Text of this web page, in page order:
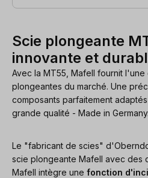
Scie plongeante
innovante et
Avec la MT55, Mafell fournit l'une
plongeantes du marché. Une
composants parfaitement
grande qualité - Made in Germany.
Le "fabricant de scies"
scie plongeante Mafell avec des
Mafell intègre une fonction